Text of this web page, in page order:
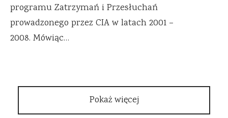
programu Zatrzymań i Przesłuchań
prowadzonego przez CIA w latach 2001 –
2008. Mówiąc…
Pokaż więcej